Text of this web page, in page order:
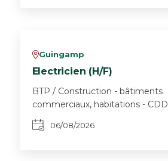
vGuingamp
Electricien (H/F)
BTP / Construction - bâtiments
commerciaux, habitations - CDD
06/08/2026